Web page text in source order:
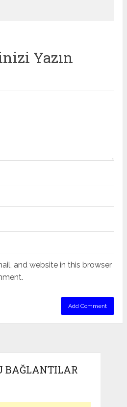
Yazın
and website in this browser
BAĞLANTILAR